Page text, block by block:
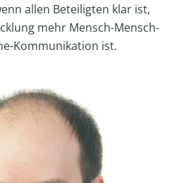
allen Beteiligten klar ist,
mehr Mensch-Mensch-
Kommunikation ist.